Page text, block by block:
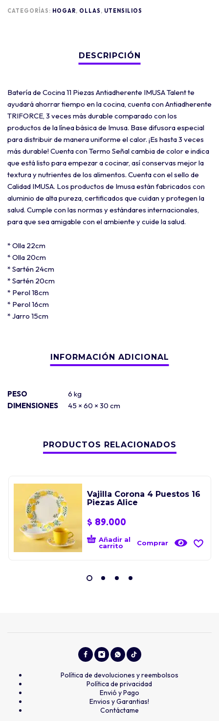
CATEGORÍAS: HOGAR, OLLAS , UTENSILIOS
Batería de Cocina 11 Piezas Antiadherente IMUSA Talent te
ayudará ahorrar tiempo en la cocina, cuenta con Antiadherente
TRIFORCE, 3 veces más durable comparado con los
productos de la línea básica de Imusa. Base difusora especial
para distribuir de manera uniforme el calor. ¡Es hasta 3 veces
más durable! Cuenta con Termo Señal cambia de color e indica
que está listo para empezar a cocinar, así conservas mejor la
textura y nutrientes de los alimentos. Cuenta con el sello de
Calidad IMUSA. Los productos de Imusa están fabricados con
aluminio de alta pureza, certificados que cuidan y protegen la
salud. Cumple con las normas y estándares internacionales,
para que sea amigable con el ambiente y cuide la salud.
* Olla 22cm
* Olla 20cm
* Sartén 24cm
* Sartén 20cm
* Perol 18cm
* Perol 16cm
* Jarro 15cm
PESO
6 kg
DIMENSIONES
45 × 60 × 30 cm
PRODUCTOS RELACIONADOS
Vajilla Corona 4 Puestos 16
Piezas Alice
$ 89.000
Añadir al
carrito
Comprar
Política de devoluciones y reembolsos
Política de privacidad
Envió y Pago
Envios y Garantias!
Contáctame